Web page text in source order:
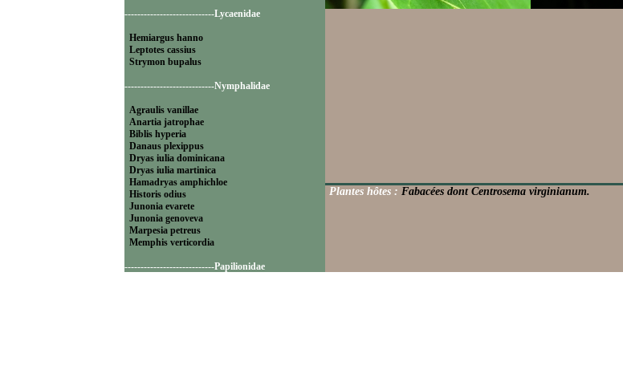
----------------------------Lycaenidae
Hemiargus hanno
Leptotes cassius
Strymon bupalus
----------------------------Nymphalidae
Agraulis vanillae
Anartia jatrophae
Biblis hyperia
Danaus plexippus
Dryas iulia dominicana
Dryas iulia martinica
Hamadryas amphichloe
Historis odius
Junonia evarete
Junonia genoveva
Marpesia petreus
Memphis verticordia
----------------------------Papilionidae
Plantes hôtes : Fabacées dont Centrosema virginianum.